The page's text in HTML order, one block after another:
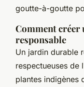
goutte-à-goutte
Comment créer
responsable
Un jardin durable
respectueuses de
plantes indigènes